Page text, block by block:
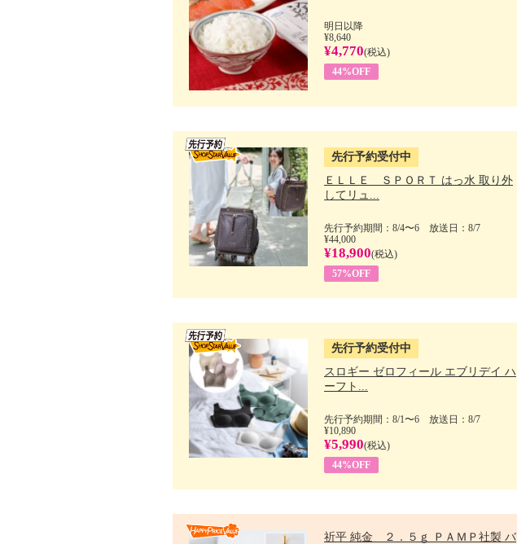
明日以降
¥8,640
¥4,770(税込)
44%OFF
先行予約受付中
ＥＬＬＥ ＳＰＯＲＴ はっ水 取り外
してリュ...
先行予約期間：8/4〜6 放送日：8/7
¥44,000
¥18,900(税込)
57%OFF
先行予約受付中
スロギー ゼロフィール エブリデイ ハ
ーフト...
先行予約期間：8/1〜6 放送日：8/7
¥10,890
¥5,990(税込)
44%OFF
祈平 純金 ２．５ｇ ＰＡＭＰ社製 バ